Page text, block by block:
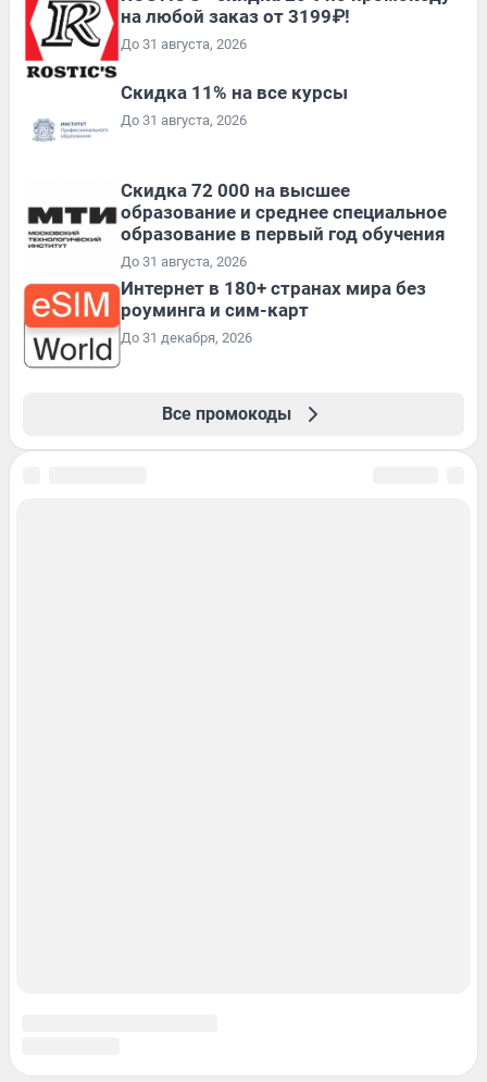
на любой заказ от 3199₽!
До 31 августа, 2026
Скидка 11% на все курсы
До 31 августа, 2026
Скидка 72 000 на высшее
образование и среднее специальное
образование в первый год обучения
До 31 августа, 2026
Интернет в 180+ странах мира без
роуминга и сим-карт
До 31 декабря, 2026
Все промокоды